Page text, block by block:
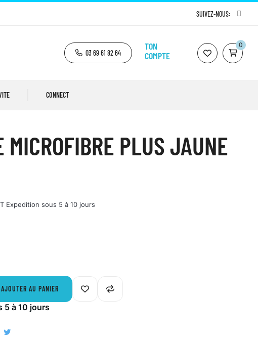
SUIVEZ-NOUS:
03 69 61 82 64
TON
COMPTE
0
CONNECT
MICROFIBRE PLUS JAUNE
Expedition sous 5 à 10 jours
AJOUTER AU PANIER
5 à 10 jours